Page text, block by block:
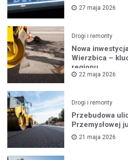
27 maja 2026
Drogi i remonty
Nowa
Wierzbica –
regionu
22 maja 2026
Drogi i remonty
Przebudowa
Przemysłowej
21 maja 2026